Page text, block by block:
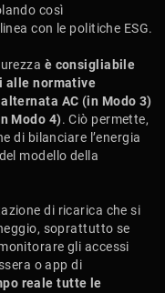
così
con le politiche ESG.
è consigliabile
alle normative
AC (in Modo 3)
Modo 4). Ciò permette,
di bilanciare l’energia
modello della
di ricarica che si
soprattutto se
gli accessi
o app di
reale tutte le